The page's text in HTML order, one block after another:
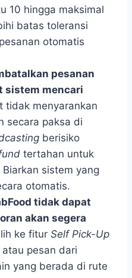
10 hingga maksimal
batas toleransi
otomatis
pesanan
sistem mencari
tidak menyarankan
secara paksa di
berisiko
tertahan untuk
sistem yang
otomatis.
tidak dapat
akan segera
ke fitur Self Pick-Up
pesan dari
yang berada di rute